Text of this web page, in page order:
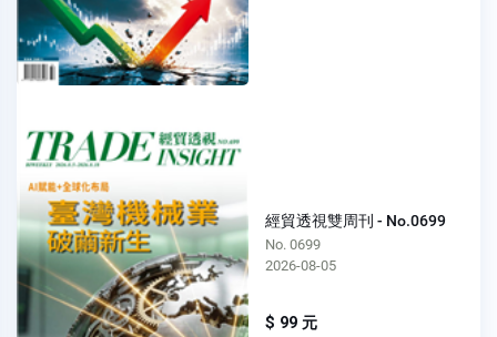
經貿透視雙周刊 - No.0699
No. 0699
2026-08-05
$ 99 元